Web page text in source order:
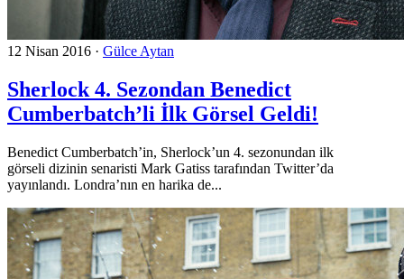
12 Nisan 2016 · Gülce Aytan
Sherlock 4. Sezondan Benedict
Cumberbatch’li İlk Görsel Geldi!
Benedict Cumberbatch’in, Sherlock’un 4. sezonundan ilk
görseli dizinin senaristi Mark Gatiss tarafından Twitter’da
yayınlandı. Londra’nın en harika de...